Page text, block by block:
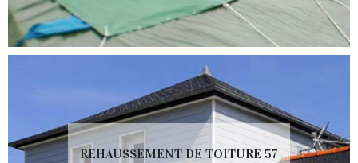
REHAUSSEMENT DE TOITURE 57